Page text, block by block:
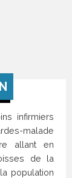
infirmiers
malade
allant en
de la
population